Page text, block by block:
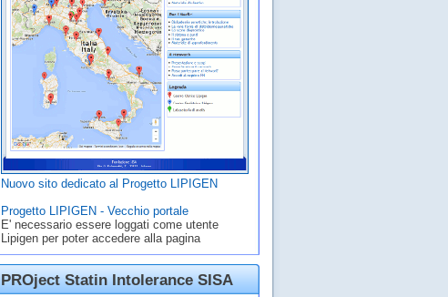
Nuovo sito dedicato al Progetto LIPIGEN
Progetto LIPIGEN - Vecchio portale
E' necessario essere loggati come utente
Lipigen per poter accedere alla pagina
PROject Statin Intolerance SISA